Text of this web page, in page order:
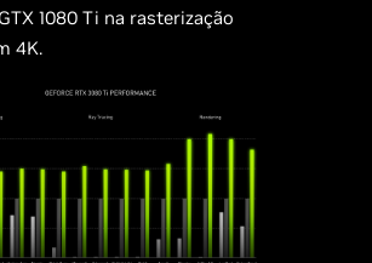
1080 Ti na rasterização
4K.